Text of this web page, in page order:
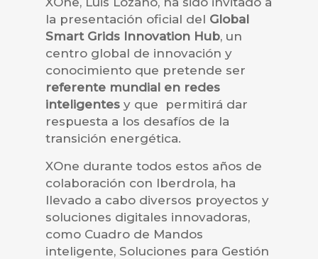
la presentación oficial del Global
Smart Grids Innovation Hub, un
centro global de innovación y
conocimiento que pretende ser
referente mundial en redes
inteligentes y que permitirá dar
respuesta a los desafíos de la
transición energética.
XOne durante todos estos años de
colaboración con Iberdrola, ha
llevado a cabo diversos proyectos y
soluciones digitales innovadoras,
como Cuadro de Mandos
inteligente, Soluciones para Gestión